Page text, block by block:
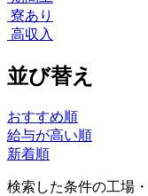
寮あり
高収入
並び替え
おすすめ順
給与が高い順
新着順
検索した条件の工場